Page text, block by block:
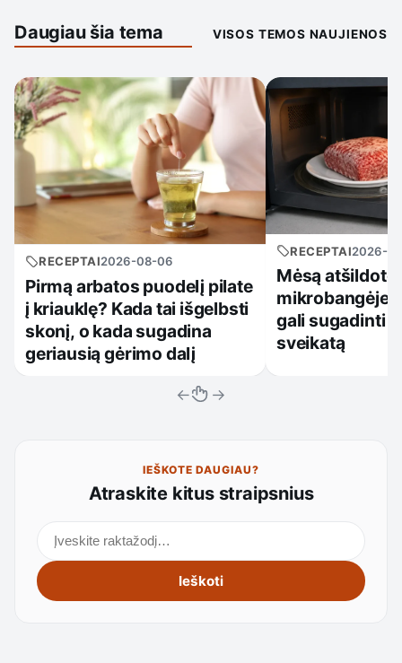
Daugiau šia tema VISOS TEMOS NAUJIENOS
RECEPTAI2026-08-06
Pirmą arbatos puodelį pilate
į kriauklę? Kada tai išgelbsti
skonį, o kada sugadina
geriausią gėrimo dalį
RECEPTAI2026-
Mėsą atšildote
gali sugadinti
sveikatą
← →
IEŠKOTE DAUGIAU?
Atraskite kitus straipsnius
Ieškoti